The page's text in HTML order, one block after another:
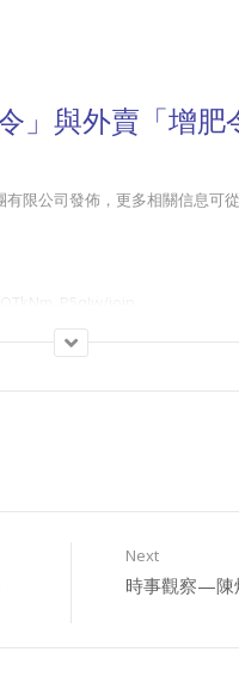
與外賣「增肥
限公司發佈，更多相關信息可
join
Next
時事觀察—陳